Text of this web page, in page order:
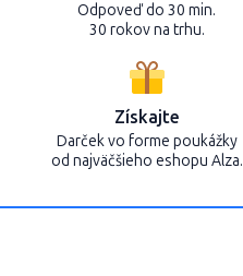
Odpoveď do 30 min.
30 rokov na trhu.
Získajte
Darček vo forme poukážky
od najväčšieho eshopu Alza.